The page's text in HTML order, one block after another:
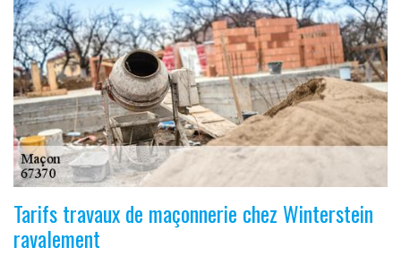
Tarifs travaux de maçonnerie chez Winterstein
ravalement